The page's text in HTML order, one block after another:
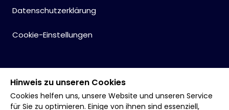
Datenschutzerklärung
Cookie-Einstellungen
Hinweis zu unseren Cookies
Cookies helfen uns, unsere Website und unseren Service
für Sie zu optimieren. Einige von ihnen sind essenziell,